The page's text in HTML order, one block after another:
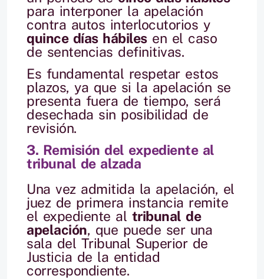
para interponer la apelación
contra autos interlocutorios y
quince días hábilesen el caso
de sentencias definitivas.
Es fundamental respetar estos
plazos, ya que si la apelación se
presenta fuera de tiempo, será
desechada sin posibilidad de
revisión.
3. Remisión del expediente al
tribunal de alzada
Una vez admitida la apelación, el
juez de primera instancia remite
el expediente al tribunal de
apelación, que puede ser una
sala del Tribunal Superior de
Justicia de la entidad
correspondiente.